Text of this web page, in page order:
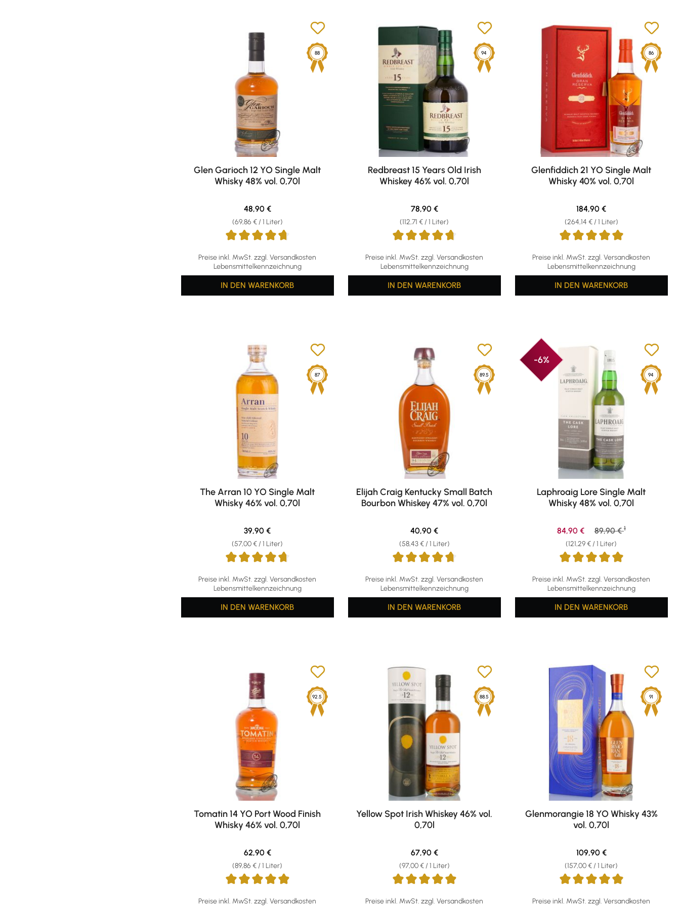
88
Glen Garioch 12 YO Single Malt
Whisky 48% vol. 0,70l
Preise inkl. MwSt. zzgl. Versandkosten
Lebensmittelkennzeichnung
(69,86 € / 1 Liter)
Regulärer Preis:
48,90 €
IN DEN WARENKORB
94
Redbreast 15 Years Old Irish
Whiskey 46% vol. 0,70l
Preise inkl. MwSt. zzgl. Versandkosten
Lebensmittelkennzeichnung
(112,71 € / 1 Liter)
Regulärer Preis:
78,90 €
IN DEN WARENKORB
86
Glenfiddich 21 YO Single Malt
Whisky 40% vol. 0,70l
Preise inkl. MwSt. zzgl. Versandkosten
Lebensmittelkennzeichnung
(264,14 € / 1 Liter)
Regulärer Preis:
184,90 €
IN DEN WARENKORB
87
The Arran 10 YO Single Malt
Whisky 46% vol. 0,70l
Preise inkl. MwSt. zzgl. Versandkosten
Lebensmittelkennzeichnung
(57,00 € / 1 Liter)
Regulärer Preis:
39,90 €
IN DEN WARENKORB
89.5
Elijah Craig Kentucky Small Batch
Bourbon Whiskey 47% vol. 0,70l
Preise inkl. MwSt. zzgl. Versandkosten
Lebensmittelkennzeichnung
(58,43 € / 1 Liter)
Regulärer Preis:
40,90 €
IN DEN WARENKORB
-6%
94
Laphroaig Lore Single Malt
Whisky 48% vol. 0,70l
Preise inkl. MwSt. zzgl. Versandkosten
Lebensmittelkennzeichnung
(121,29 € / 1 Liter)
Verkaufspreis:
84,90 € Regulärer Preis:
89,90 € 1
IN DEN WARENKORB
92.5
Tomatin 14 YO Port Wood Finish
Whisky 46% vol. 0,70l
Preise inkl. MwSt. zzgl. Versandkosten
(89,86 € / 1 Liter)
Regulärer Preis:
62,90 €
88.5
Yellow Spot Irish Whiskey 46% vol.
0,70l
Preise inkl. MwSt. zzgl. Versandkosten
(97,00 € / 1 Liter)
Regulärer Preis:
67,90 €
91
Glenmorangie 18 YO Whisky 43%
vol. 0,70l
Preise inkl. MwSt. zzgl. Versandkosten
(157,00 € / 1 Liter)
Regulärer Preis:
109,90 €